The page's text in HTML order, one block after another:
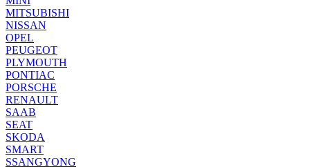
MITSUBISHI
NISSAN
OPEL
PEUGEOT
PLYMOUTH
PONTIAC
PORSCHE
RENAULT
SAAB
SEAT
SKODA
SMART
SSANGYONG